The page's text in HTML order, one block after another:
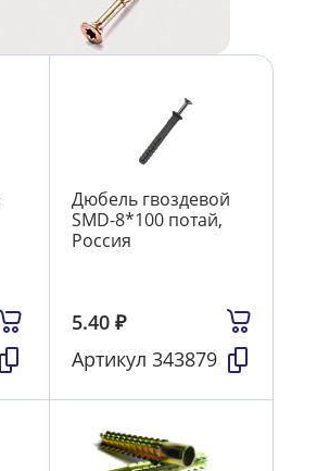
Дюбель гвоздевой
SMD-8*100 потай,
Россия
5.40 ₽
Артикул 343879